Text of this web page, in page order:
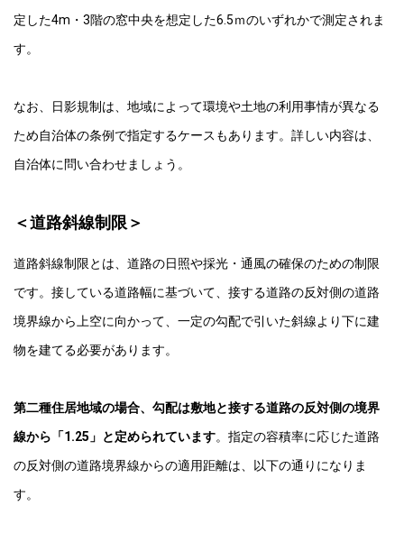
定した4m・3階の窓中央を想定した6.5ｍのいずれかで測定されま
す。
なお、日影規制は、地域によって環境や土地の利用事情が異なる
ため自治体の条例で指定するケースもあります。詳しい内容は、
自治体に問い合わせましょう。
＜道路斜線制限＞
道路斜線制限とは、道路の日照や採光・通風の確保のための制限
です。接している道路幅に基づいて、接する道路の反対側の道路
境界線から上空に向かって、一定の勾配で引いた斜線より下に建
物を建てる必要があります。
第二種住居地域の場合、勾配は敷地と接する道路の反対側の境界
線から「1.25」と定められています。指定の容積率に応じた道路
の反対側の道路境界線からの適用距離は、以下の通りになりま
す。